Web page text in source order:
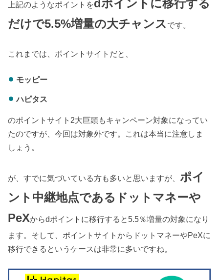
上記のようなポイントをdポイントに移行する
だけで5.5%増量の大チャンス です。
これまでは、ポイントサイトだと、
モッピー
ハピタス
のポイントサイト2大巨頭もキャンペーン対象になってい
たのですが、今回は対象外です。これは本当に注意しま
しょう。
が、すでに気づいている方も多いと思いますが、ポイ
ント中継地点であるドットマネーや
PeXからdポイントに移行すると5.5％増量の対象になり
ます。そして、ポイントサイトからドットマネーやPeXに
移行できるというケースは非常に多いですね。